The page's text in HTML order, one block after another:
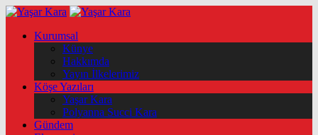
Kurumsal
Künye
Hakkımda
Yayın İlkelerimiz
Köşe Yazıları
Yaşar Kara
Polyanna Succi Kara
Gündem